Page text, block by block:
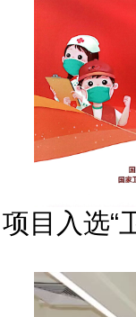
项目入选“